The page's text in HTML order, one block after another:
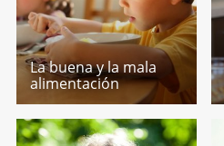
La buena y la mala
alimentación